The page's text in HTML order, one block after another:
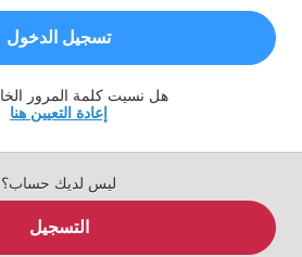
تسجيل الدخول
هل نسيت كلمة المرور
إعادة التعيين هنا
ليس لديك حساب؟
التسجيل